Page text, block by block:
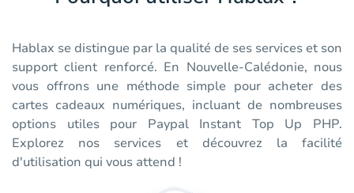
Hablax se distingue par la qualité de ses services et son
support client renforcé. En Nouvelle-Calédonie, nous
vous offrons une méthode simple pour acheter des
cartes cadeaux numériques, incluant de nombreuses
options utiles pour Paypal Instant Top Up PHP.
Explorez nos services et découvrez la facilité
d'utilisation qui vous attend !